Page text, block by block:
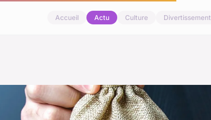
Accueil Actu Culture Divertissement